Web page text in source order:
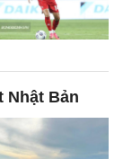
Nhật Bản